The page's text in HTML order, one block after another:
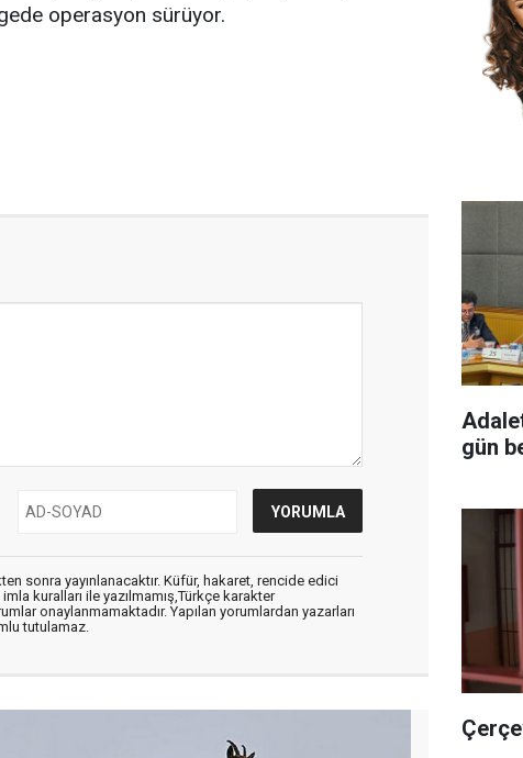
operasyon sürüyor.
sonra yayınlanacaktır. Küfür, hakaret, rencide edici
kuralları ile yazılmamış,Türkçe karakter
onaylanmamaktadır. Yapılan yorumlardan yazarları
tutulamaz.
gün